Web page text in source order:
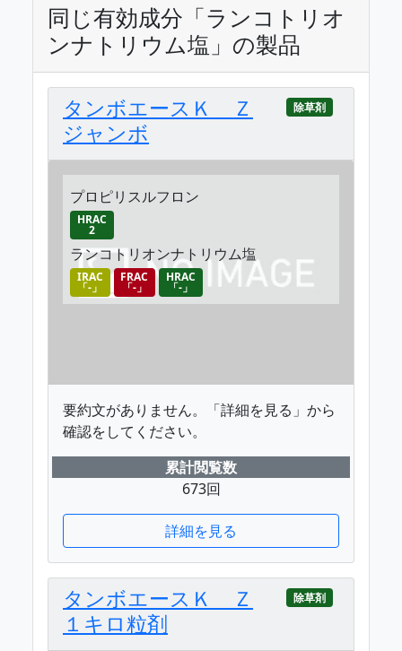
同じ有効成分「ランコトリオ
ンナトリウム塩」の製品
タンボエースＫ Ｚ
ジャンボ
除草剤
プロピリスルフロン
HRAC
2
ランコトリオンナトリウム塩
IRAC
「-」
FRAC
「-」
HRAC
「-」
要約文がありません。「詳細を見る」から
確認をしてください。
累計閲覧数
673回
詳細を見る
タンボエースＫ Ｚ
１キロ粒剤
除草剤